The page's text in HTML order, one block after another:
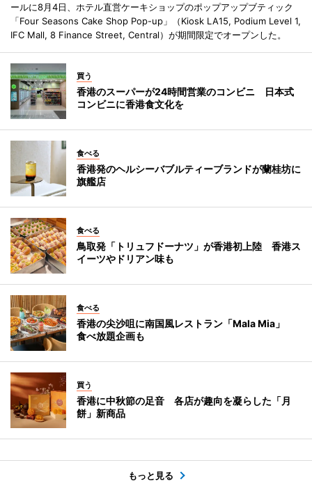
ールに8月4日、ホテル直営ケーキショップのポップアップブティック
「Four Seasons Cake Shop Pop-up」（Kiosk LA15, Podium Level 1,
IFC Mall, 8 Finance Street, Central）が期間限定でオープンした。
買う
香港のスーパーが24時間営業のコンビニ 日本式
コンビニに香港食文化を
食べる
香港発のヘルシーバブルティーブランドが蘭桂坊に
旗艦店
食べる
鳥取発「トリュフドーナツ」が香港初上陸 香港ス
イーツやドリアン味も
食べる
香港の尖沙咀に南国風レストラン「Mala Mia」
食べ放題企画も
買う
香港に中秋節の足音 各店が趣向を凝らした「月
餅」新商品
もっと見る